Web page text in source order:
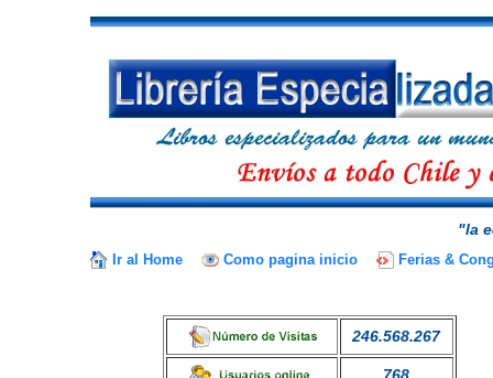
"la
Ir al Home Como pagina inicio Ferias &
246.568.267